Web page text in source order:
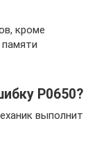
кроме
P0650?
выполнит